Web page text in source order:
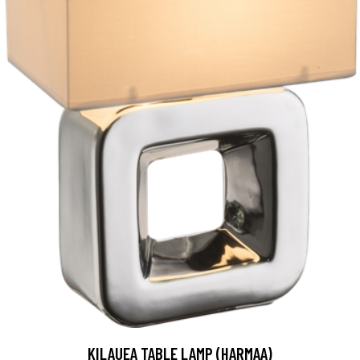
KILAUEA TABLE LAMP (HARMAA)